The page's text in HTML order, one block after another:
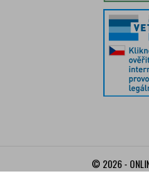
© 2026 -